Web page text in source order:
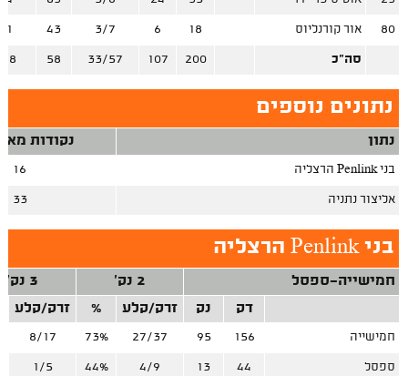
80 אור קורנליוס 18
6
3/7
43
1
סה"כ 200
107
33/57
58
נתונים נוספים
נתון נקודות
בני Penlink הרצליה 16
אליצור נתניה 33
בני Penlink הרצליה
חמישייה-ספסל 2 נק'
3 נק'
דק
נק זרק/קלע % זרק/קלע
חמישייה 156
95
27/37
73%
8/17
ספסל 44
13
4/9
44%
1/5